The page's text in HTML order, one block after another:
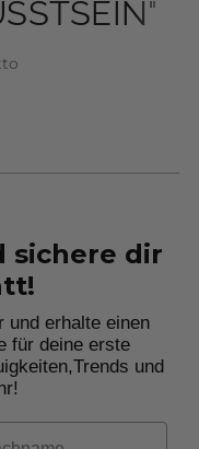
sichere dir
und erhalte einen
für deine erste
Trends und